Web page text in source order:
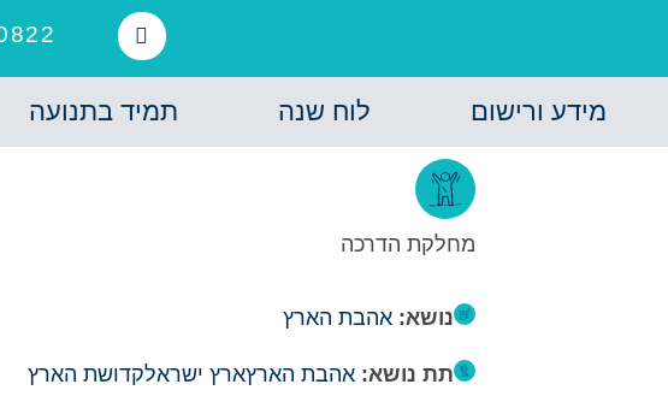
מידע ורישום לוח שנה תמיד בתנועה
מחלקת הדרכה
נושא: אהבת הארץ
תת נושא: אהבת הארץארץ ישראלקדושת הארץ